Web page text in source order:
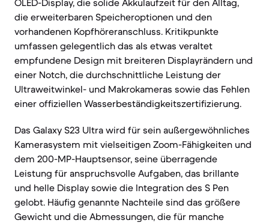
OLED-Display, die solide Akkulaufzeit für den Alltag,
die erweiterbaren Speicheroptionen und den
vorhandenen Kopfhöreranschluss. Kritikpunkte
umfassen gelegentlich das als etwas veraltet
empfundene Design mit breiteren Displayrändern und
einer Notch, die durchschnittliche Leistung der
Ultraweitwinkel- und Makrokameras sowie das Fehlen
einer offiziellen Wasserbeständigkeitszertifizierung.
Das Galaxy S23 Ultra wird für sein außergewöhnliches
Kamerasystem mit vielseitigen Zoom-Fähigkeiten und
dem 200-MP-Hauptsensor, seine überragende
Leistung für anspruchsvolle Aufgaben, das brillante
und helle Display sowie die Integration des S Pen
gelobt. Häufig genannte Nachteile sind das größere
Gewicht und die Abmessungen, die für manche